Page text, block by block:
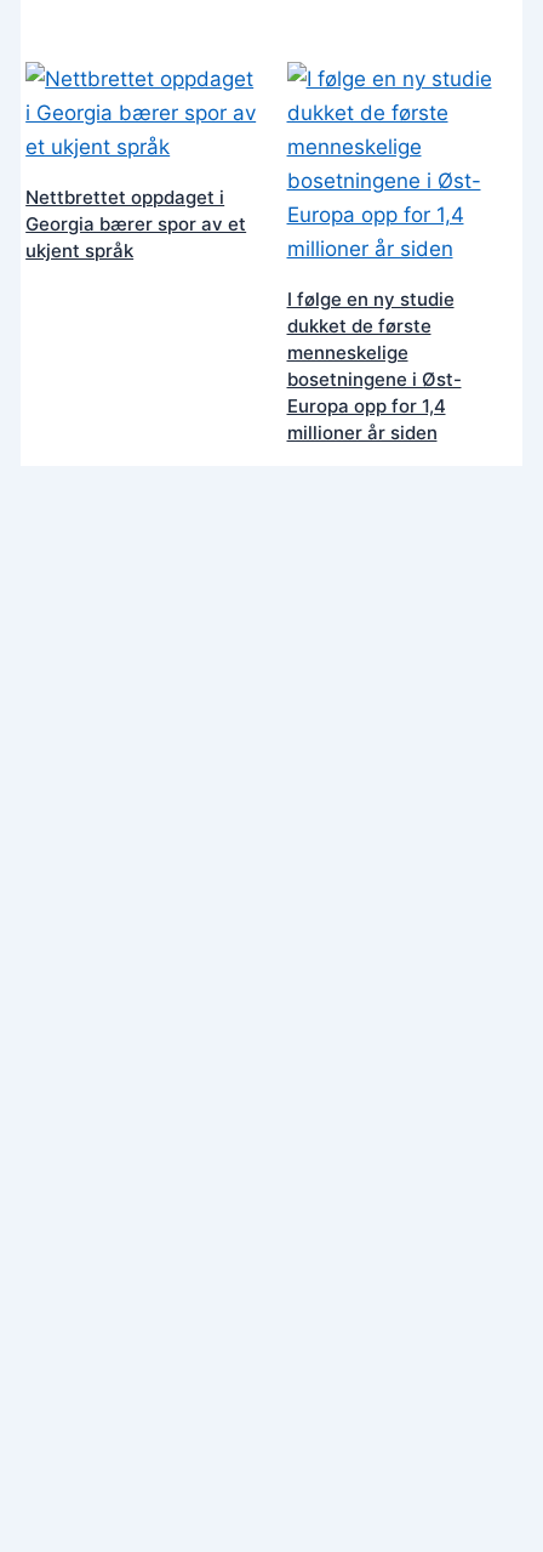
Nettbrettet oppdaget i
Georgia bærer spor av et
ukjent språk
I følge en ny studie
dukket de første
menneskelige
bosetningene i Øst-
Europa opp for 1,4
millioner år siden